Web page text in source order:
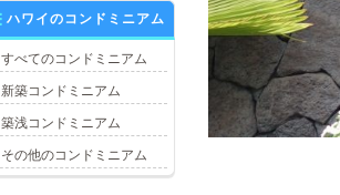
ハワイのコンドミニアム
すべてのコンドミニアム
新築コンドミニアム
築浅コンドミニアム
その他のコンドミニアム